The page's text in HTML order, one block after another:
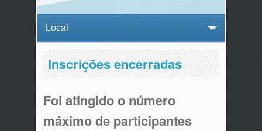
Inscrições encerradas
Foi atingido o número
máximo de participantes